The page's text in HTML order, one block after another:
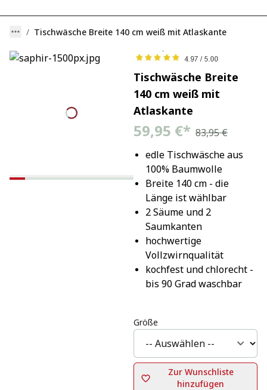
Tischwäsche Breite 140 cm weiß mit Atlaskante
Tischwäsche Breite
140 cm weiß mit
Atlaskante
59,95 €* 83,95 €
edle Tischwäsche aus
100% Baumwolle
Breite 140 cm - die
Länge ist wählbar
2 Säume und 2
Saumkanten
hochwertige
Vollzwirnqualität
kochfest und chlorecht -
bis 90 Grad waschbar
Größe
Zur Wunschliste
hinzufügen